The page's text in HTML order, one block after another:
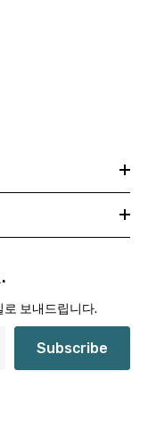
보내드립니다.
Subscribe